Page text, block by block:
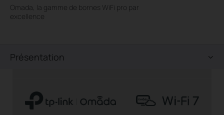
Omada, la gamme de bornes WiFi pro par
excellence
Présentation